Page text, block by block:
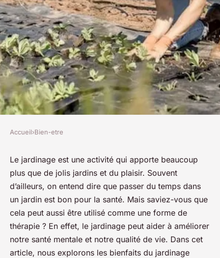
Quels sont les bienfaits du
jardinage thérapeutique pour
la santé mentale des femmes ?
josèphe•18 février 2024•2 min de lecture
Accueil›Bien-etre
Le jardinage est une activité qui apporte beaucoup
plus que de jolis jardins et du plaisir. Souvent
d’ailleurs, on entend dire que passer du temps dans
un jardin est bon pour la santé. Mais saviez-vous que
cela peut aussi être utilisé comme une forme de
thérapie ? En effet, le jardinage peut aider à améliorer
notre santé mentale et notre qualité de vie. Dans cet
article, nous explorons les bienfaits du jardinage